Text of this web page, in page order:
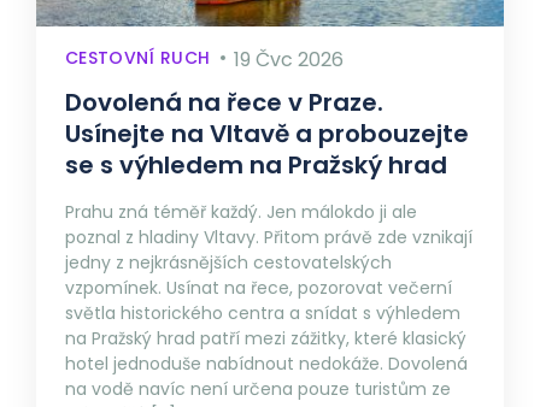
CESTOVNÍ RUCH 19 Čvc 2026
Dovolená na řece v Praze.
Usínejte na Vltavě a probouzejte
se s výhledem na Pražský hrad
Prahu zná téměř každý. Jen málokdo ji ale
poznal z hladiny Vltavy. Přitom právě zde vznikají
jedny z nejkrásnějších cestovatelských
vzpomínek. Usínat na řece, pozorovat večerní
světla historického centra a snídat s výhledem
na Pražský hrad patří mezi zážitky, které klasický
hotel jednoduše nabídnout nedokáže. Dovolená
na vodě navíc není určena pouze turistům ze